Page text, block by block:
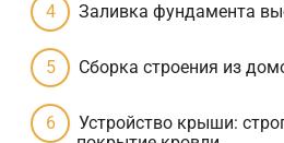
Заливка фундамента
Сборка строения из
Устройство крыши: